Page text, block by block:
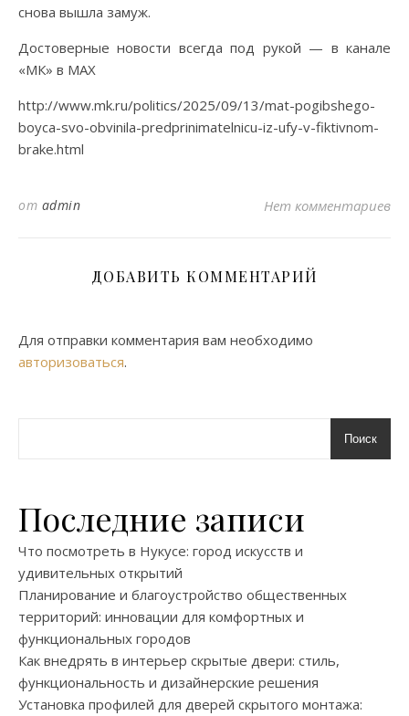
снова вышла замуж.
Достоверные новости всегда под рукой — в канале
«МК» в MAX
http://www.mk.ru/politics/2025/09/13/mat-pogibshego-
boyca-svo-obvinila-predprinimatelnicu-iz-ufy-v-fiktivnom-
brake.html
от admin Нет комментариев
ДОБАВИТЬ КОММЕНТАРИЙ
Для отправки комментария вам необходимо
авторизоваться.
Поиск
Последние записи
Что посмотреть в Нукусе: город искусств и
удивительных открытий
Планирование и благоустройство общественных
территорий: инновации для комфортных и
функциональных городов
Как внедрять в интерьер скрытые двери: стиль,
функциональность и дизайнерские решения
Установка профилей для дверей скрытого монтажа: